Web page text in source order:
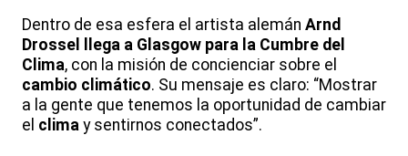
Dentro de esa esfera el artista alemán Arnd
Drossel llega a Glasgow para la Cumbre del
Clima, con la misión de concienciar sobre el
cambio climático. Su mensaje es claro: “Mostrar
a la gente que tenemos la oportunidad de cambiar
el clima y sentirnos conectados”.